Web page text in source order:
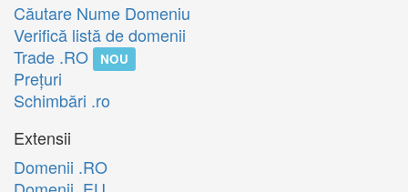
Căutare Nume Domeniu
Verifică listă de domenii
Trade .RO
NOU
Preţuri
Schimbări .ro
Extensii
Domenii .RO